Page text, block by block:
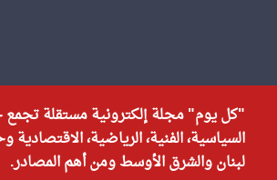
"كل يوم" مجلة إلكترونية مستقلة تجمع
السياسية، الفنية، الرياضية،
لبنان والشرق الأوسط ومن أهم المصادر.